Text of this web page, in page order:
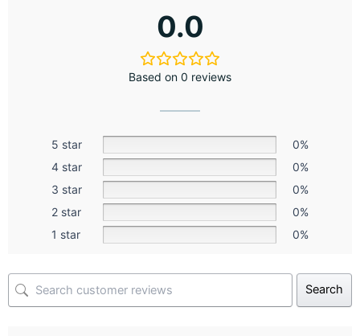
0.0
Based on 0 reviews
5 star
0%
4 star
0%
3 star
0%
2 star
0%
1 star
0%
Search